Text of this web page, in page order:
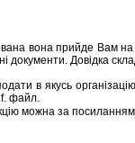
вона прийде Вам
документи. Довідка
в якусь
файл.
можна за